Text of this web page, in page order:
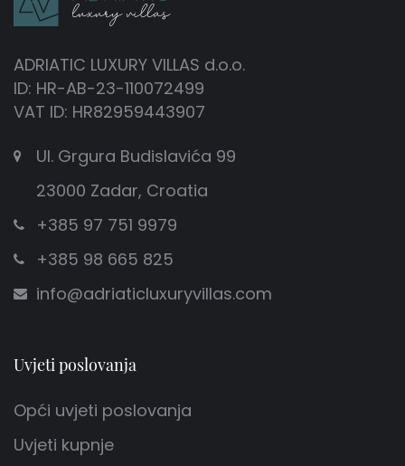
ADRIATIC LUXURY VILLAS d.o.o.
ID: HR-AB-23-110072499
VAT ID: HR82959443907
Ul. Grgura Budislavića 99
23000 Zadar, Croatia
+385 97 751 9979
+385 98 665 825
info@adriaticluxuryvillas.com
Uvjeti poslovanja
Opći uvjeti poslovanja
Uvjeti kupnje